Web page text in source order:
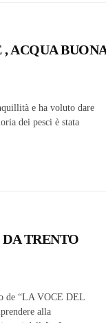
ACQUA
e ha voluto dare
dei pesci è stata
TRENTO
de “LA VOCE DEL
alla